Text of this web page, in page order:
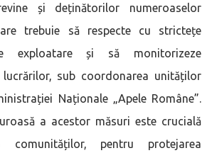
și deținătorilor numeroaselor
trebuie să respecte cu strictețe
exploatare și să monitorizeze
lucrărilor, sub coordonarea unităților
Naționale „Apele Române”.
a acestor măsuri este crucială
comunităților, pentru protejarea